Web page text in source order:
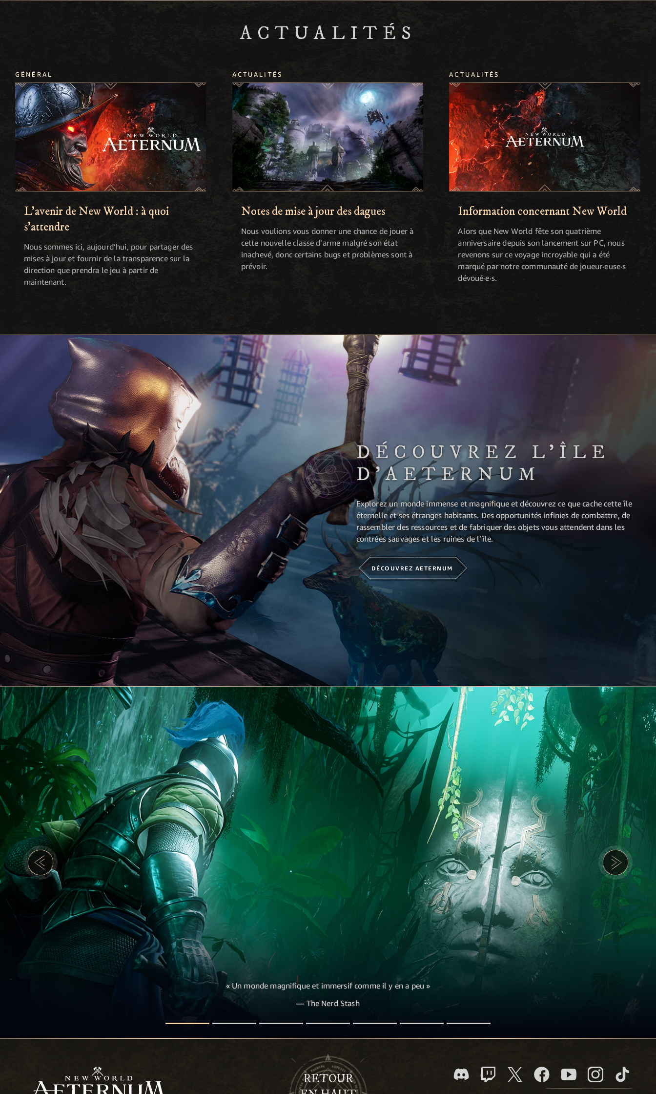
ACTUALITÉS
GÉNÉRAL
L'avenir de New World : à quoi
s'attendre
Nous sommes ici, aujourd’hui, pour partager des
mises à jour et fournir de la transparence sur la
direction que prendra le jeu à partir de
maintenant.
ACTUALITÉS
Notes de mise à jour des dagues
Nous voulions vous donner une chance de jouer à
cette nouvelle classe d’arme malgré son état
inachevé, donc certains bugs et problèmes sont à
prévoir.
ACTUALITÉS
Information concernant New World
Alors que New World fête son quatrième
anniversaire depuis son lancement sur PC, nous
revenons sur ce voyage incroyable qui a été
marqué par notre communauté de joueur·euse·s
dévoué·e·s.
DÉCOUVREZ L'ÎLE
D'AETERNUM
Explorez un monde immense et magnifique et découvrez ce que cache cette île
éternelle et ses étranges habitants. Des opportunités infinies de combattre, de
rassembler des ressources et de fabriquer des objets vous attendent dans les
contrées sauvages et les ruines de l’île.
DÉCOUVREZ AETERNUM
« Un monde magnifique et immersif comme il y en a peu »
— The Nerd Stash
RETOUR